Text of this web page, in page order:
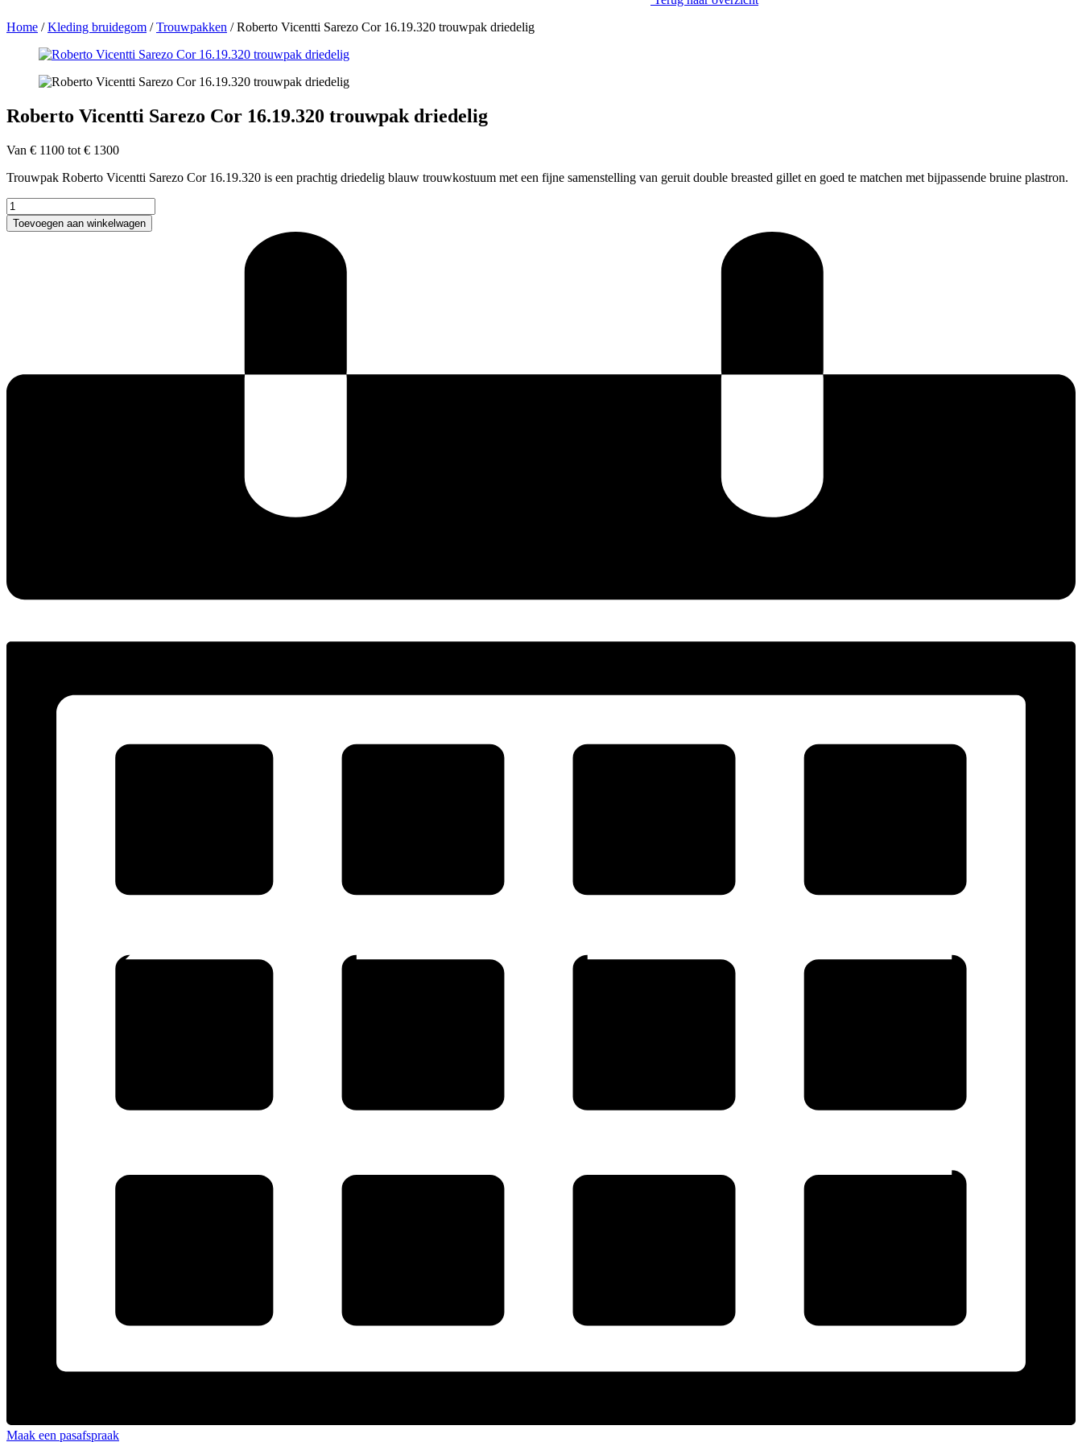
Home /Kleding bruidegom /Trouwpakken /Roberto Vicentti Sarezo Cor 16.19.320 trouwpak driedelig
Roberto Vicentti Sarezo Cor 16.19.320 trouwpak driedelig
Van € 1100 tot € 1300
Trouwpak Roberto Vicentti Sarezo Cor 16.19.320 is een prachtig driedelig blauw trouwkostuum met een fijne samenstelling van geruit double breasted gillet en goed te matchen met bijpassende bruine plastron.
Roberto
Vicentti
Sarezo
Toevoegen aan winkelwagen
Maak een pasafspraak